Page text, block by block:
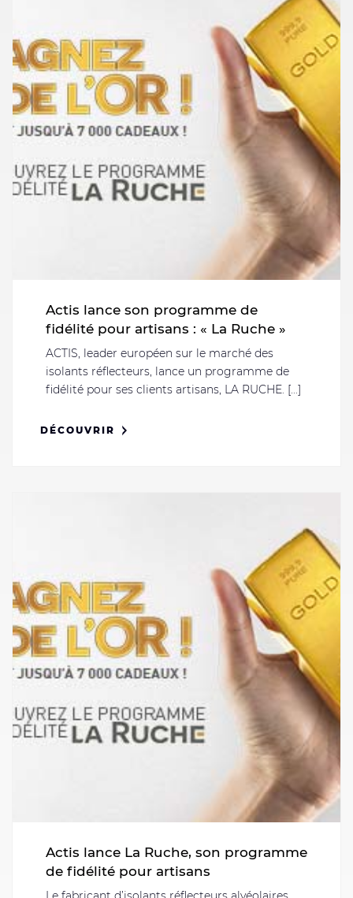
Actis lance son programme de
fidélité pour artisans : « La Ruche »
ACTIS, leader européen sur le marché des
isolants réflecteurs, lance un programme de
fidélité pour ses clients artisans, LA RUCHE. [...]
DÉCOUVRIR
Actis lance La Ruche, son programme
de fidélité pour artisans